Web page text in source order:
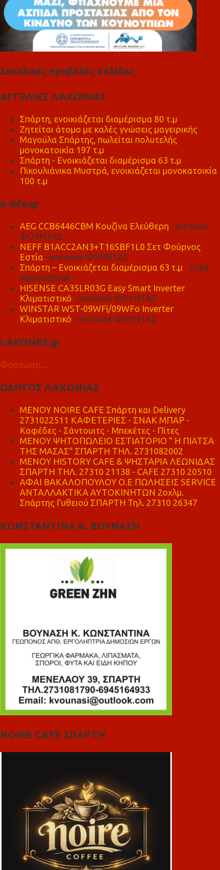
Συνολικές προβολές σελίδας
ΑΓΓΕΛΙΕΣ ΛΑΚΩΝΙΑΣ
Σπάρτη, ενοικιάζεται διαμέρισμα 80 τ.μ
Ζητείται άτομο με καλές γνώσεις μαγειρικής
Μαγούλα Σπάρτης, πωλείται πολυτελής
μονοκατοικία 197 τ.μ
Σπάρτη - Ενοικιάζεται διαμέρισμα 63 τ.μ
Πικουλιάνικα Μυστρά, ενοικιάζεται μονοκατοικία
100 τ.μ
e-info.gr
AEG CCB6446CBM Κουζίνα Ελεύθερη - euronics
ΦΟΥΝΤΑΣ
NEFF B1ACC2AN3+T16SBF1L0 Σετ Φούρνος
Εστία - euronics ΦΟΥΝΤΑΣ
Σπάρτη – Ενοικιάζεται διαμέρισμα 63 τ.μ - Grad
international
HISENSE CA35LR03G Easy Smart Inverter
Κλιματιστικό - euronics ΦΟΥΝΤΑΣ
WINSTAR WST-09WFi/09WFo Inverter
Κλιματιστικό - euronics ΦΟΥΝΤΑΣ
LAKONES.gr
Φόρτωση...
ΟΔΗΓΟΣ ΛΑΚΩΝΙΑΣ
MENOY NOIRE CAFE Σπάρτη και Delivery
2731022511 ΚΑΦΕΤΕΡΙΕΣ - ΣΝΑΚ ΜΠΑΡ -
Καφέδες - Σάντουιτς - Μπεκέτες - Πίτες
ΜΕΝΟΥ ΨΗΤΟΠΩΛΕΙΟ ΕΣΤΙΑΤΟΡΙΟ " Η ΠΙΑΤΣΑ
ΤΗΣ ΜΑΣΑΣ" ΣΠΑΡΤΗ ΤΗΛ. 2731082002
ΜΕΝΟΥ HISTORY CAFE & ΨΗΣΤΑΡΙΑ ΛΕΩΝΙΔΑΣ
ΣΠΑΡΤΗ ΤΗΛ. 27310 21138 - CAFE 27310 20510
ΑΦΑΙ ΒΑΚΑΛΟΠΟΥΛΟΥ Ο.Ε ΠΩΛΗΣΕΙΣ SERVICE
ΑΝΤΑΛΛΑΚΤΙΚΑ ΑΥΤΟΚΙΝΗΤΩΝ 2οχλμ.
Σπάρτης Γυθειού ΣΠΑΡΤΗ Τηλ. 27310 26347
ΚΩΝΣΤΑΝΤΙΝΑ Κ. ΒΟΥΝΑΣΗ
NOIRE CAFE ΣΠΑΡΤΗ